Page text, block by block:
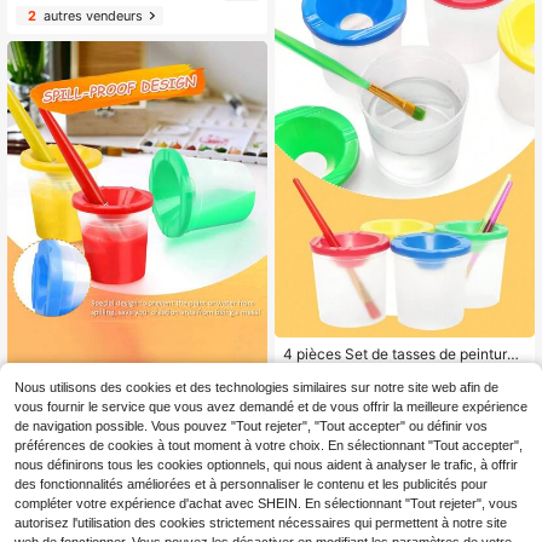
ge étanche, tasse de lavage de pin
ceaux d'aquarelle, tasse de nettoya
ge de pinceaux à ongles, petit ense
mble de tasses de nettoyage de pei
nture en plastique pour travaux de p
einture, amovible, seau de lavage d
e pinceaux de peinture artistique, ta
sse de mélange multifonctionnelle é
tanche, tasse de lavage de pinceau
x de peinture acrylique et aquarelle
portable anti-éclaboussures, école
d'art - fournitures d'artiste - fournitu
res scolaires - cadeau de rentrée sc
olaire - facile à nettoyer
2autres vendeurs
4 pièces Porte-pinceau avec couv
ercle, seau de lavage de pinceau
d'outil de peinture, tasse de mélang
e étanche, tasse de lavage de pinc
eau d'aquarelle, tasse de nettoyage
de pinceau d'art des ongles, ensem
ble de tasse de nettoyage de peintu
re de maquillage en plastique pour
Dès3,37€
2autres vendeurs
4 pièces Set de tasses de peinture
aril de lavage de brosse et tasse col
orés, couleur aléatoire Retour à l'éc
ole, Retour à l'école, Fournitures sc
olaires
4,68€
1autres vendeurs
Nous utilisons des cookies et des technologies similaires sur notre site web afin de
vous fournir le service que vous avez demandé et de vous offrir la meilleure expérience
de navigation possible. Vous pouvez "Tout rejeter", "Tout accepter" ou définir vos
préférences de cookies à tout moment à votre choix. En sélectionnant "Tout accepter",
nous définirons tous les cookies optionnels, qui nous aident à analyser le trafic, à offrir
des fonctionnalités améliorées et à personnaliser le contenu et les publicités pour
compléter votre expérience d'achat avec SHEIN. En sélectionnant "Tout rejeter", vous
autorisez l'utilisation des cookies strictement nécessaires qui permettent à notre site